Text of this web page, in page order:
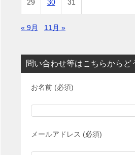
29 30 31
« 9月 11月 »
問い合わせ等はこちらからど
お名前 (必須)
メールアドレス (必須)